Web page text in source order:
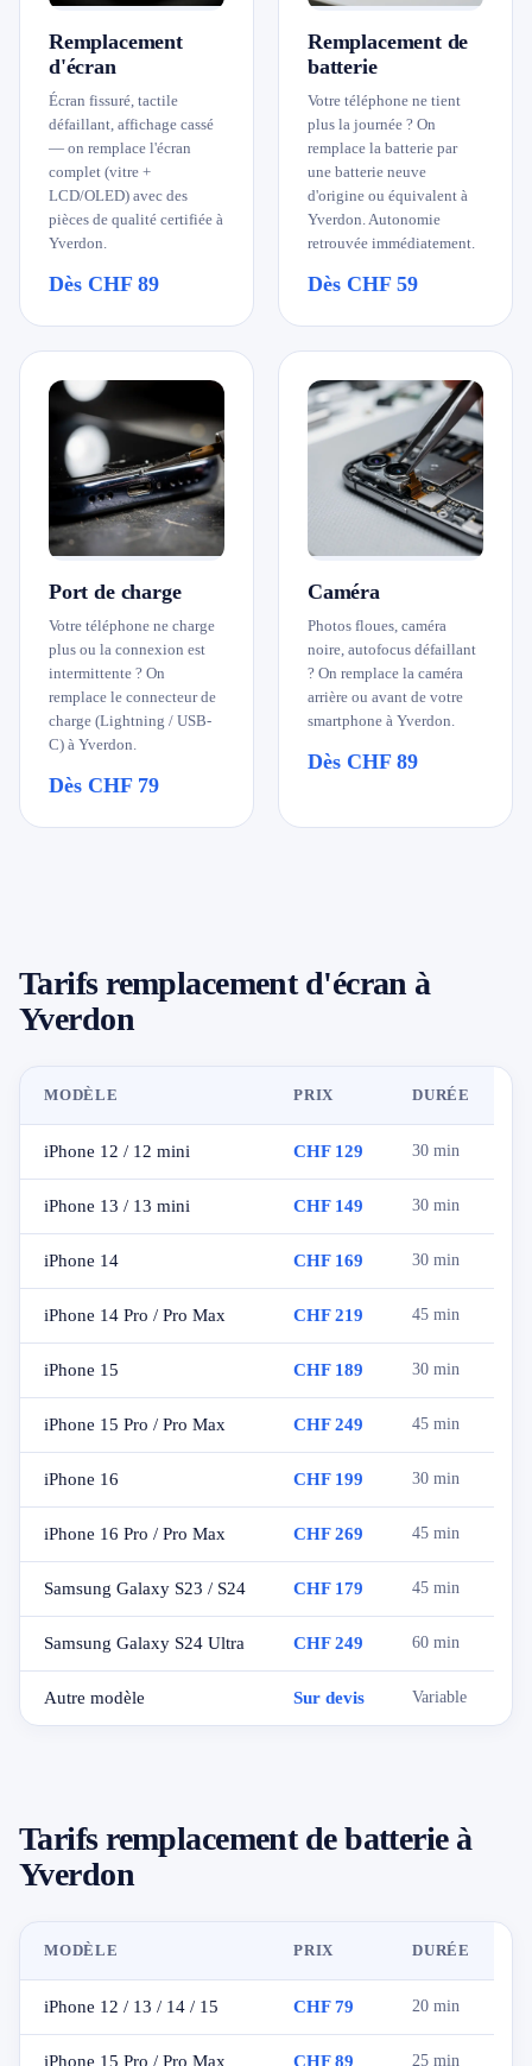
Remplacement
d'écran
Écran fissuré, tactile
défaillant, affichage cassé
— on remplace l'écran
complet (vitre +
LCD/OLED) avec des
pièces de qualité certifiée à
Yverdon.
Dès CHF 89
Remplacement de
batterie
Votre téléphone ne tient
plus la journée ? On
remplace la batterie par
une batterie neuve
d'origine ou équivalent à
Yverdon. Autonomie
retrouvée immédiatement.
Dès CHF 59
Port de charge
Votre téléphone ne charge
plus ou la connexion est
intermittente ? On
remplace le connecteur de
charge (Lightning / USB-
C) à Yverdon.
Dès CHF 79
Caméra
Photos floues, caméra
noire, autofocus défaillant
? On remplace la caméra
arrière ou avant de votre
smartphone à Yverdon.
Dès CHF 89
Tarifs remplacement d'écran à
Yverdon
MODÈLE PRIX DURÉE
iPhone 12 / 12 mini CHF 129 30 min
iPhone 13 / 13 mini CHF 149 30 min
iPhone 14 CHF 169 30 min
iPhone 14 Pro / Pro Max CHF 219 45 min
iPhone 15 CHF 189 30 min
iPhone 15 Pro / Pro Max CHF 249 45 min
iPhone 16 CHF 199 30 min
iPhone 16 Pro / Pro Max CHF 269 45 min
Samsung Galaxy S23 / S24 CHF 179 45 min
Samsung Galaxy S24 Ultra CHF 249 60 min
Autre modèle Sur devis Variable
Tarifs remplacement de batterie à
Yverdon
MODÈLE PRIX DURÉE
iPhone 12 / 13 / 14 / 15 CHF 79 20 min
iPhone 15 Pro / Pro Max CHF 89 25 min